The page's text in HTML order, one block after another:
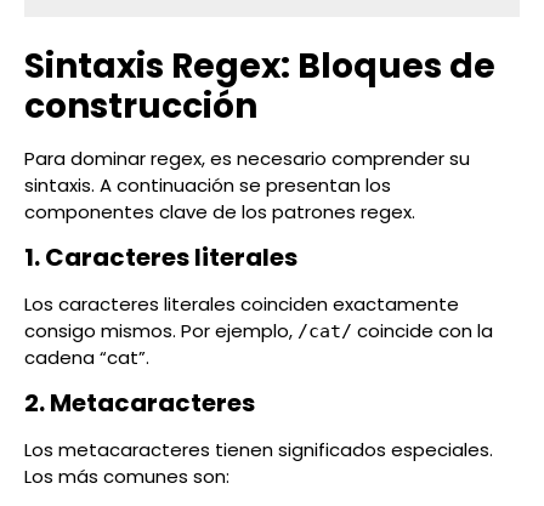
Sintaxis Regex: Bloques de
construcción
Para dominar regex, es necesario comprender su
sintaxis. A continuación se presentan los
componentes clave de los patrones regex.
1. Caracteres literales
Los caracteres literales coinciden exactamente
consigo mismos. Por ejemplo, /cat/ coincide con la
cadena “cat”.
2. Metacaracteres
Los metacaracteres tienen significados especiales.
Los más comunes son: